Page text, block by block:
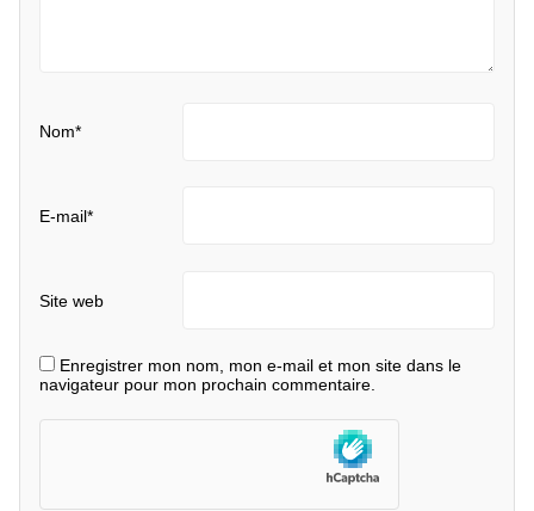
Nom*
E-mail*
Site web
Enregistrer mon nom, mon e-mail et mon site dans le
navigateur pour mon prochain commentaire.